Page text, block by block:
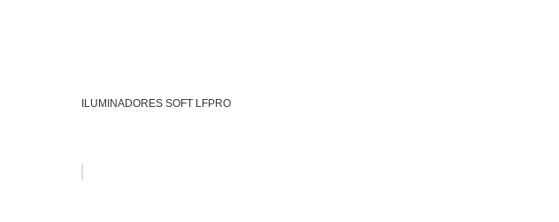
ILUMINADORES SOFT LFPRO